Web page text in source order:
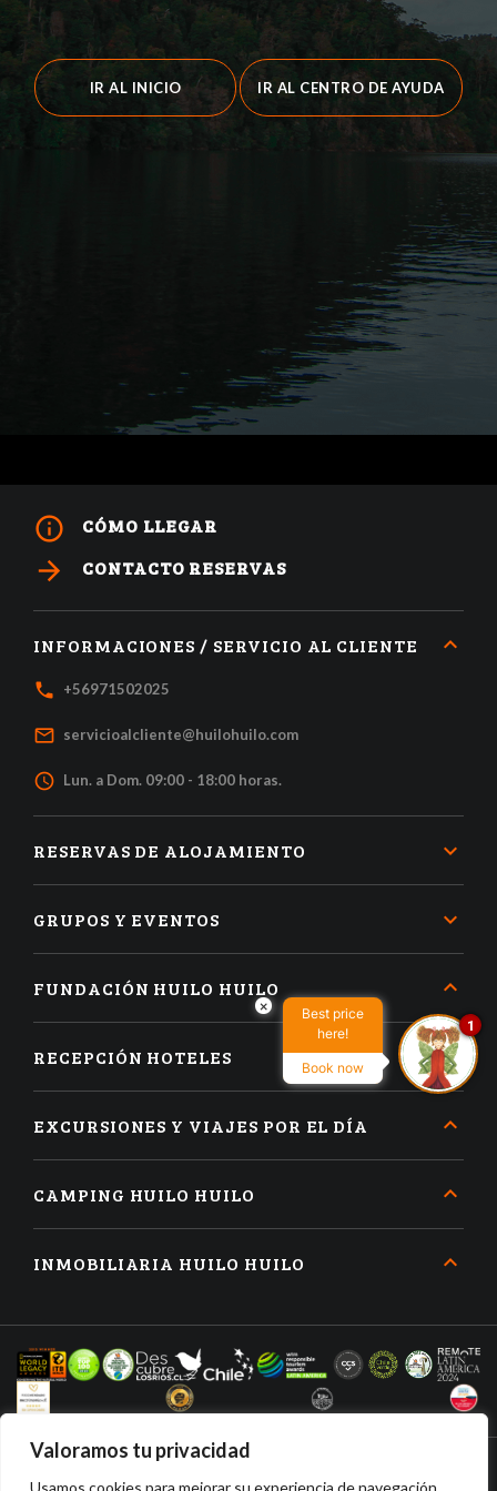
Valoramos tu privacidad
Usamos cookies para mejorar su experiencia de navegación,
IR AL INICIO IR AL CENTRO DE AYUDA
info_outline CÓMO LLEGAR
arrow_forward CONTACTO RESERVAS
INFORMACIONES / SERVICIO AL CLIENTE
local_phone +56971502025
mail_outline servicioalcliente@huilohuilo.com
access_time Lun. a Dom. 09:00 - 18:00 horas.
RESERVAS DE ALOJAMIENTO
GRUPOS Y EVENTOS
FUNDACIÓN HUILO HUILO
RECEPCIÓN HOTELES
EXCURSIONES Y VIAJES POR EL DÍA
CAMPING HUILO HUILO
INMOBILIARIA HUILO HUILO
×
Best price
here!
Book now
1